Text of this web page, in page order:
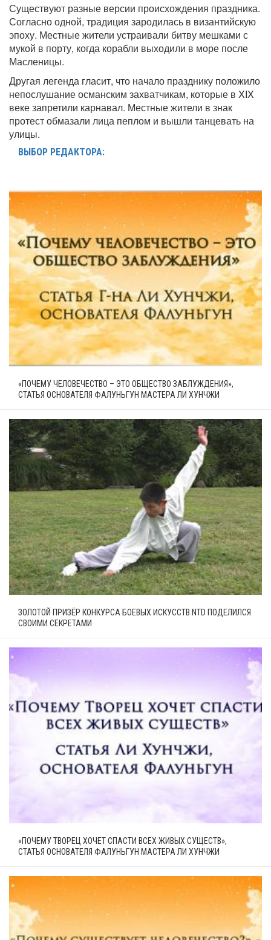
Существуют разные версии происхождения праздника.
Согласно одной, традиция зародилась в византийскую
эпоху. Местные жители устраивали битву мешками с
мукой в порту, когда корабли выходили в море после
Масленицы.
Другая легенда гласит, что начало празднику положило
непослушание османским захватчикам, которые в XIX
веке запретили карнавал. Местные жители в знак
протест обмазали лица пеплом и вышли танцевать на
улицы.
ВЫБОР РЕДАКТОРА:
«ПОЧЕМУ ЧЕЛОВЕЧЕСТВО – ЭТО ОБЩЕСТВО ЗАБЛУЖДЕНИЯ»,
СТАТЬЯ ОСНОВАТЕЛЯ ФАЛУНЬГУН МАСТЕРА ЛИ ХУНЧЖИ
ЗОЛОТОЙ ПРИЗЁР КОНКУРСА БОЕВЫХ ИСКУССТВ NTD ПОДЕЛИЛСЯ
СВОИМИ СЕКРЕТАМИ
«ПОЧЕМУ ТВОРЕЦ ХОЧЕТ СПАСТИ ВСЕХ ЖИВЫХ СУЩЕСТВ»,
СТАТЬЯ ОСНОВАТЕЛЯ ФАЛУНЬГУН МАСТЕРА ЛИ ХУНЧЖИ